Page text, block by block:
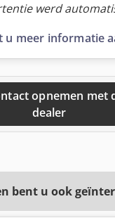
werd
u meer informatie
dealer
bent u ook